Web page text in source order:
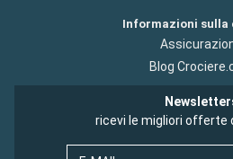
Informazioni sulla
Blog
ricevi le migliori offerte